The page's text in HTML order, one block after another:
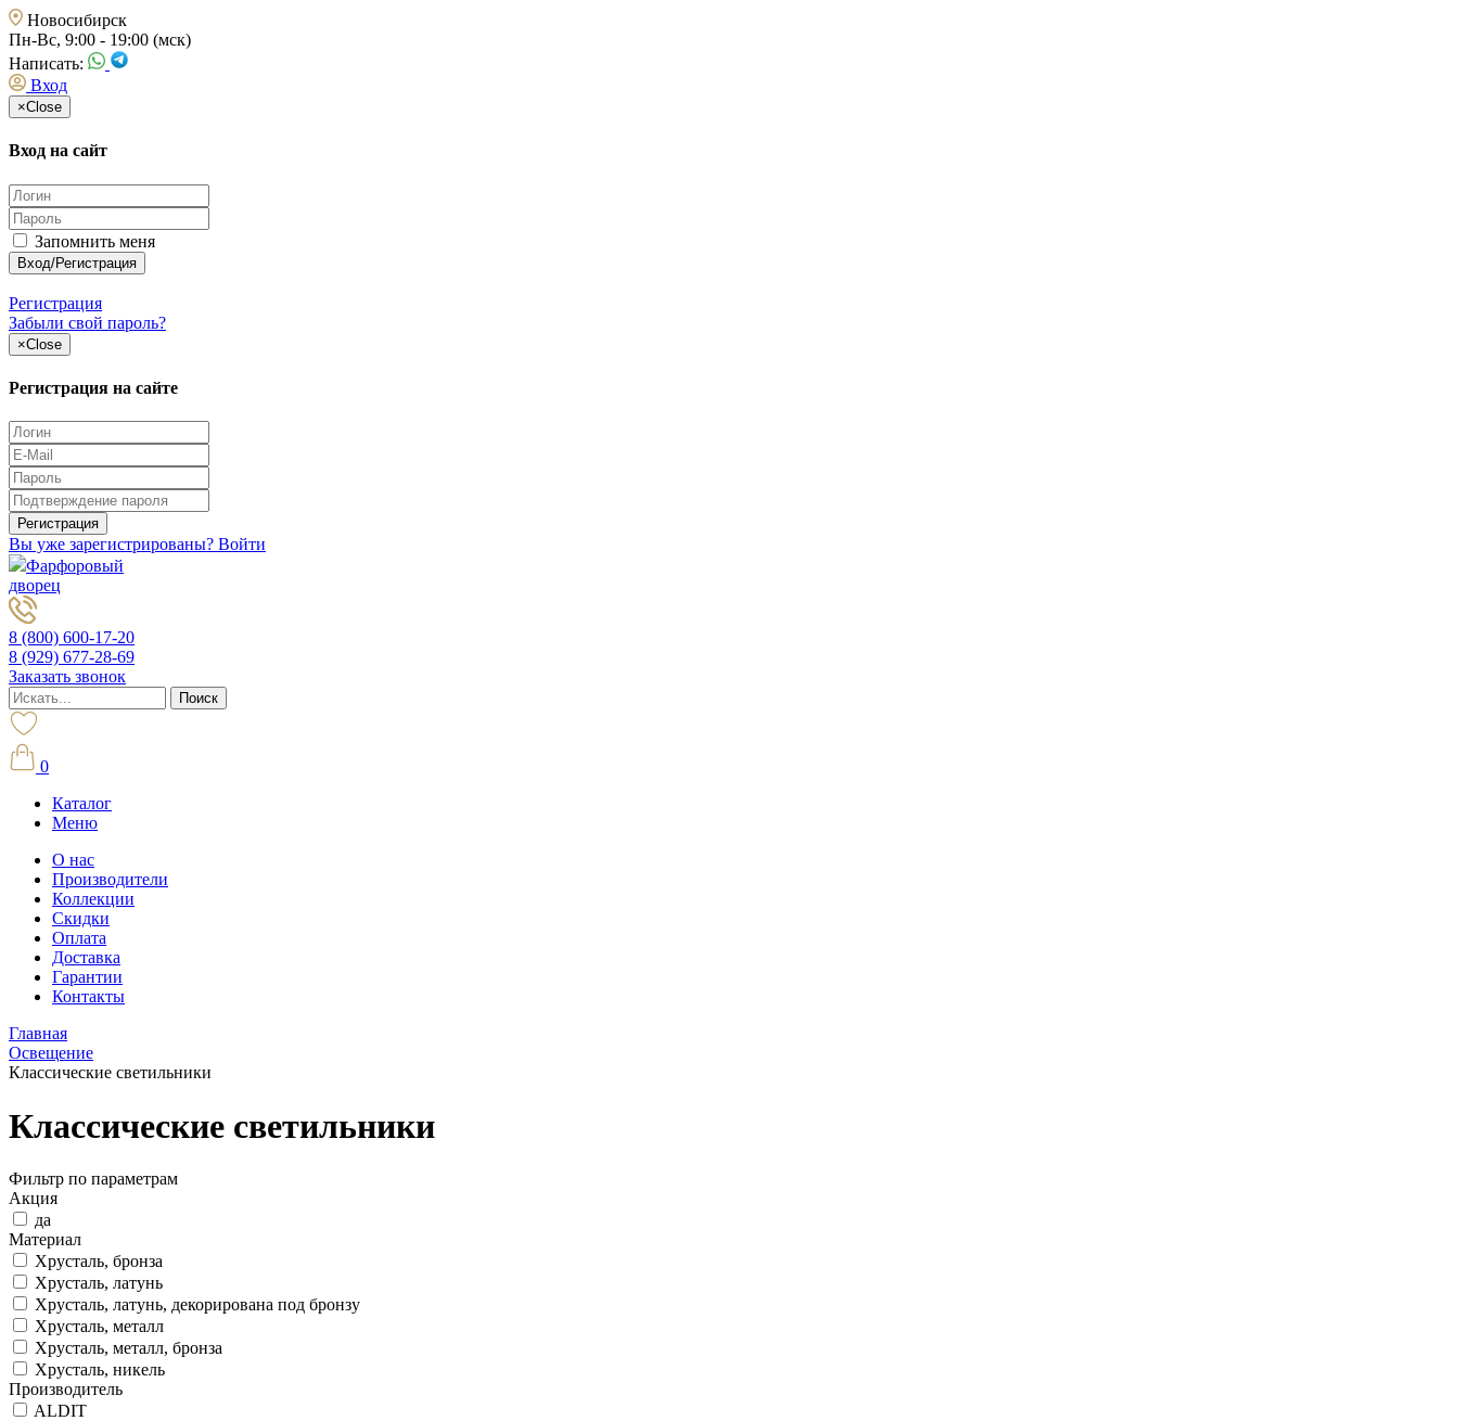
Новосибирск
Пн-Вс, 9:00 - 19:00 (мск)
Написать:
Вход
×Close
Вход на сайт
Запомнить меня
Регистрация
Забыли свой пароль?
×Close
Регистрация на сайте
Вы уже зарегистрированы? Войти
Фарфоровый
дворец
8 (800) 600-17-20
8 (929) 677-28-69
Заказать звонок
0
Каталог
Меню
О нас
Производители
Коллекции
Скидки
Оплата
Доставка
Гарантии
Контакты
Главная
Освещение
Классические светильники
Классические светильники
Фильтр по параметрам
Акция
да
Материал
Хрусталь, бронза
Хрусталь, латунь
Хрусталь, латунь, декорирована под бронзу
Хрусталь, металл
Хрусталь, металл, бронза
Хрусталь, никель
Производитель
ALDIT